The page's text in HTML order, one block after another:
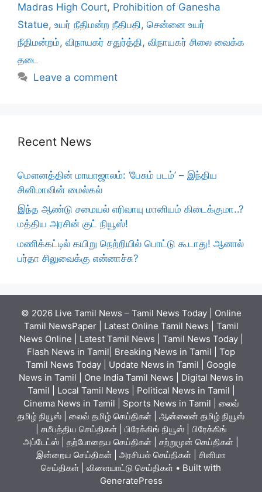
Madras High Court, Prohibition of Ganesha
Statue, உயர் நீதிமன்ற நீதிபதி , சென்னை உயர்
நீதிமன்றம், விநாயகர் சதுர்த்தி , விநாயகர் சிலை வைக்க
தடை
Leave a comment
Recent News
மௌனத்தின் மாயாஜாலம்: ‘பேசும் படம்’ – இந்திய
சினிமாவின் மைல்கல்
இந்த ஆண்டு சமையல் எரிவாயு மானியம் கிடைக்குமா..?
மத்திய அரசின் குட் நியூஸ்!
மணிக்கட்டில் கயிறு நெற்றியில் பொட்டு கூடாது! ஆனால்
பர்தா சிலுவைக்கு என்னாச்சு?
© 2026 Live Tamil News – Tamil News Today | Online
Tamil NewsPaper | Latest Online Tamil News | Tamil
News Online | Latest Tamil News | Tamil News Today |
Flash News in Tamil| Breaking News in Tamil | Top
Tamil News Today | Update News in Tamil | Google
News in Tamil | One India Tamil News | Digital News in
Tamil | Local Tamil News | Political News in Tamil |
Cinema News in Tamil | Sports News in Tamil | லைவ்
தமிழ் நியூஸ் | லைவ் தமிழ் செய்திகள் | ஆன்லைன் தமிழ் நியூஸ்
| சமீபத்திய செய்திகள் | பிரேக்கிங் நியூஸ் | பிரேக்கிங்
அப்டேட்ஸ் | தற்போதைய செய்திகள் | சற்றுமுன் செய்திகள் |
இன்றைய செய்திகள் | அரசியல் செய்திகள் | சினிமா
செய்திகள் | விளையாட்டு செய்திகள் • Built with
GeneratePress